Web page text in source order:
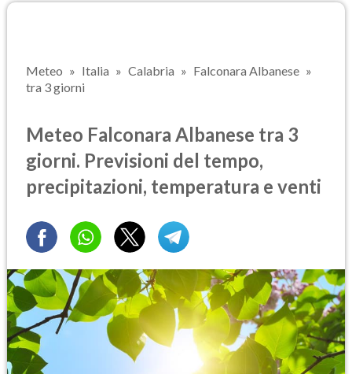
Meteo Italia Calabria
Falconara Albanese
tra 3 giorni
Meteo Falconara Albanese tra 3
giorni. Previsioni del tempo,
precipitazioni, temperatura e venti